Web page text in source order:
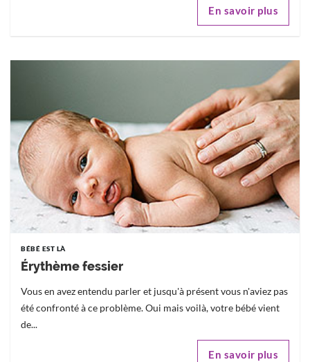
En savoir plus
BÉBÉ EST LÀ
Érythème fessier
Vous en avez entendu parler et jusqu'à présent vous n'aviez pas
été confronté à ce problème. Oui mais voilà, votre bébé vient
de...
En savoir plus